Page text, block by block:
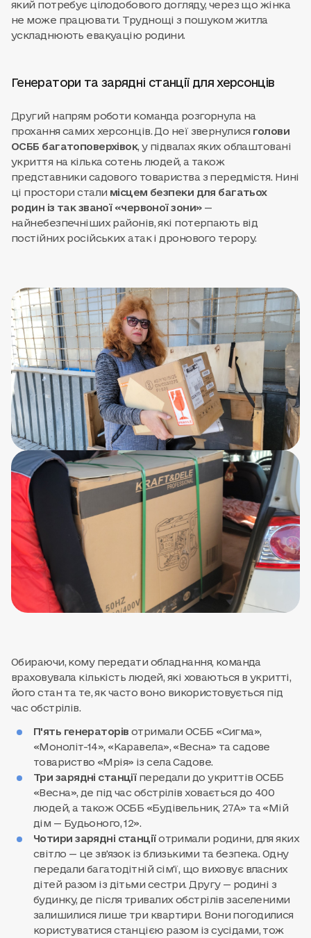
який потребує цілодобового догляду, через що жінка
не може працювати. Труднощі з пошуком житла
ускладнюють евакуацію родини.
Генератори та зарядні станції для херсонців
Другий напрям роботи команда розгорнула на
прохання самих херсонців. До неї звернулися голови
ОСББ багатоповерхівок, у підвалах яких облаштовані
укриття на кілька сотень людей, а також
представники садового товариства з передмістя. Нині
ці простори стали місцем безпеки для багатьох
родин із так званої «червоної зони»—
найнебезпечніших районів, які потерпають від
постійних російських атак і дронового терору.
Обираючи, кому передати обладнання, команда
враховувала кількість людей, які ховаються в укритті,
його стан та те, як часто воно використовується під
час обстрілів.
П'ять генераторів отримали ОСББ «Сигма»,
«Моноліт-14», «Каравела», «Весна» та садове
товариство «Мрія» із села Садове.
Три зарядні станції передали до укриттів ОСББ
«Весна», де під час обстрілів ховається до 400
людей, а також ОСББ «Будівельник, 27А» та «Мій
дім — Будьоного, 12».
Чотири зарядні станціїотримали родини, для яких
світло — це зв'язок із близькими та безпека. Одну
передали багатодітній сім'ї, що виховує власних
дітей разом із дітьми сестри. Другу — родині з
будинку, де після тривалих обстрілів заселеними
залишилися лише три квартири. Вони погодилися
користуватися станцією разом із сусідами, тож